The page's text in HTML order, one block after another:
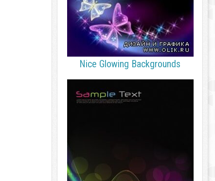
Nice Glowing Backgrounds